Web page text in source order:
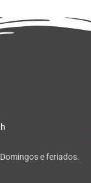
e feriados.